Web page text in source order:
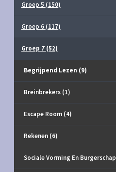
Groep 5 (150)
Groep 6 (117)
Groep 7 (52)
Begrijpend Lezen (9)
Breinbrekers (1)
Escape Room (4)
Rekenen (6)
Sociale Vorming En Burgerschap